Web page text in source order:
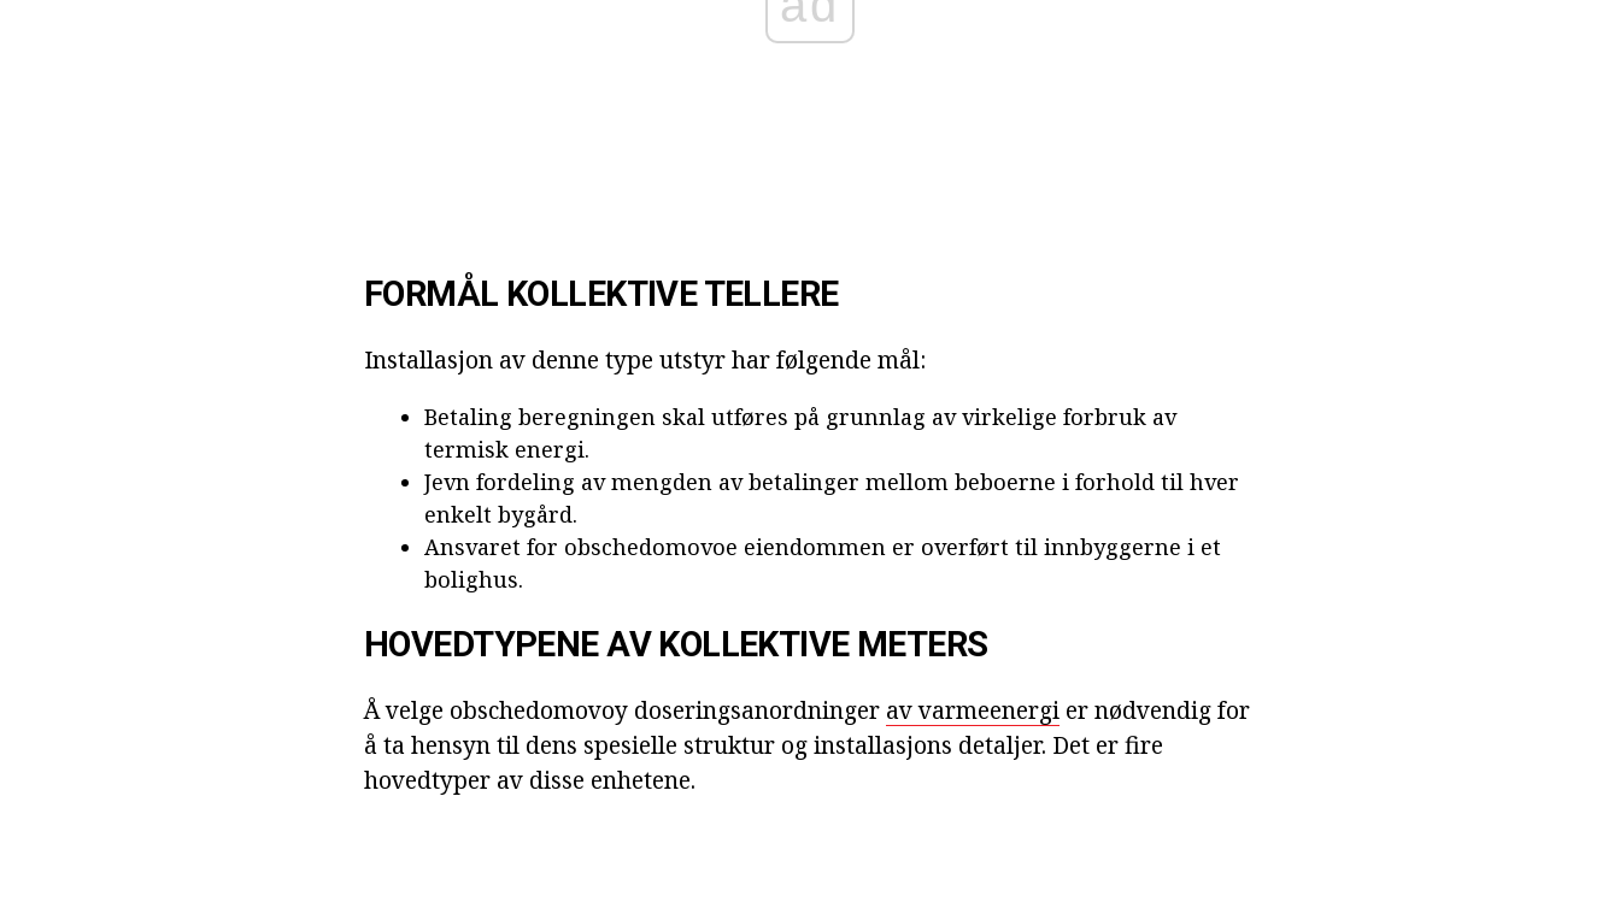
FORMÅL KOLLEKTIVE TELLERE
Installasjon av denne type utstyr har følgende mål:
Betaling beregningen skal utføres på grunnlag av virkelige forbruk av
termisk energi.
Jevn fordeling av mengden av betalinger mellom beboerne i forhold til hver
enkelt bygård.
Ansvaret for obschedomovoe eiendommen er overført til innbyggerne i et
bolighus.
HOVEDTYPENE AV KOLLEKTIVE METERS
Å velge obschedomovoy doseringsanordninger av varmeenergi er nødvendig for
å ta hensyn til dens spesielle struktur og installasjons detaljer. Det er fire
hovedtyper av disse enhetene.